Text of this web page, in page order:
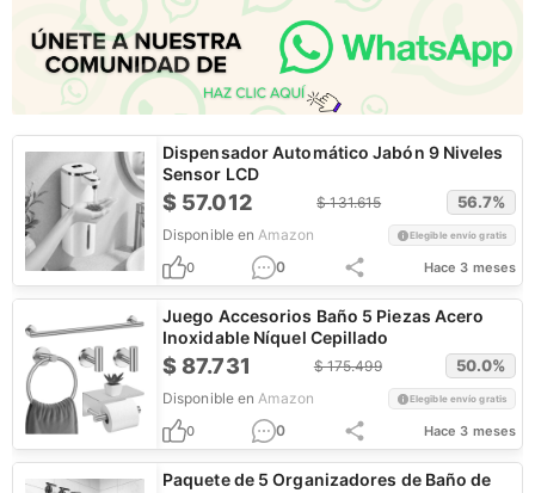
Dispensador Automático Jabón 9 Niveles
Sensor LCD
$ 57.012 $131.615 56.7%
Disponible en Amazon Elegible envío gratis
0 0 Hace 3 meses
Juego Accesorios Baño 5 Piezas Acero
Inoxidable Níquel Cepillado
$87.731 $175.499 50.0%
Disponible en Amazon Elegible envío gratis
0 0 Hace 3 meses
Paquete de 5 Organizadores de Baño de